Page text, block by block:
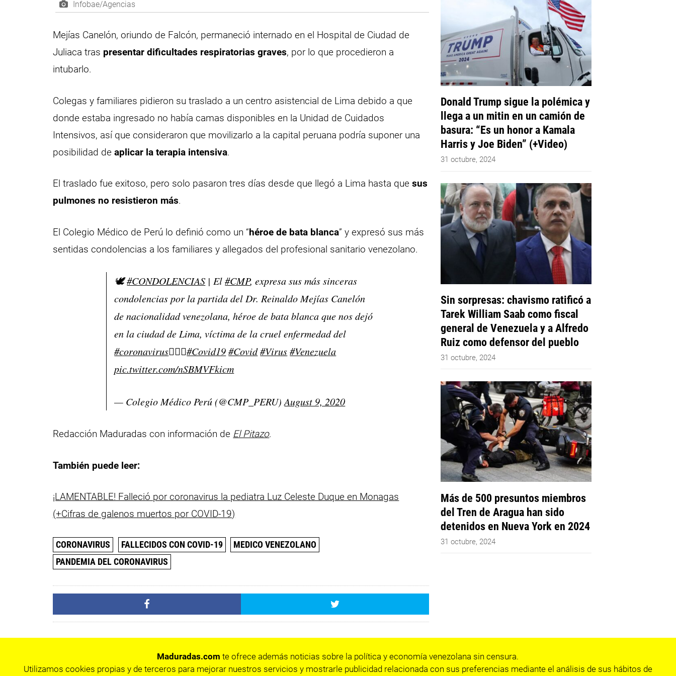
Infobae/Agencias
Mejías Canelón, oriundo de Falcón, permaneció internado en el Hospital de Ciudad de
Juliaca tras presentar dificultades respiratorias graves, por lo que procedieron a
intubarlo.
Colegas y familiares pidieron su traslado a un centro asistencial de Lima debido a que
donde estaba ingresado no había camas disponibles en la Unidad de Cuidados
Intensivos, así que consideraron que movilizarlo a la capital peruana podría suponer una
posibilidad deaplicar la terapia intensiva.
El traslado fue exitoso, pero solo pasaron tres días desde que llegó a Lima hasta quesus
pulmones no resistieron más.
El Colegio Médico de Perú lo definió como un “héroe de bata blanca” y expresó sus más
sentidas condolencias a los familiares y allegados del profesional sanitario venezolano.
🕊️#CONDOLENCIAS | El#CMP, expresa sus más sinceras
condolencias por la partida del Dr. Reinaldo Mejías Canelón
de nacionalidad venezolana, héroe de bata blanca que nos dejó
en la ciudad de Lima, víctima de la cruel enfermedad del
#coronavirus👨🏻‍⚕️#Covid19 #Covid#Virus #Venezuela
pic.twitter.com/nSBMVFkicm
— Colegio Médico Perú (@CMP_PERU)August 9, 2020
Redacción Maduradas con información de El Pitazo.
También puede leer:
¡LAMENTABLE! Falleció por coronavirus la pediatra Luz Celeste Duque en Monagas
(+Cifras de galenos muertos por COVID-19)
CORONAVIRUS FALLECIDOS CON COVID-19
MEDICO VENEZOLANO
PANDEMIA DEL CORONAVIRUS
Donald Trump sigue la polémica y
llega a un mitin en un camión de
basura: “Es un honor a Kamala
Harris y Joe Biden” (+Video)
31 octubre, 2024
Sin sorpresas: chavismo ratificó a
Tarek William Saab como fiscal
general de Venezuela y a Alfredo
Ruiz como defensor del pueblo
31 octubre, 2024
Más de 500 presuntos miembros
del Tren de Aragua han sido
detenidos en Nueva York en 2024
31 octubre, 2024
Maduradas.com te ofrece además noticias sobre la política y economía venezolana sin censura.
Utilizamos cookies propias y de terceros para mejorar nuestros servicios y mostrarle publicidad relacionada con sus preferencias mediante el análisis de sus hábitos de